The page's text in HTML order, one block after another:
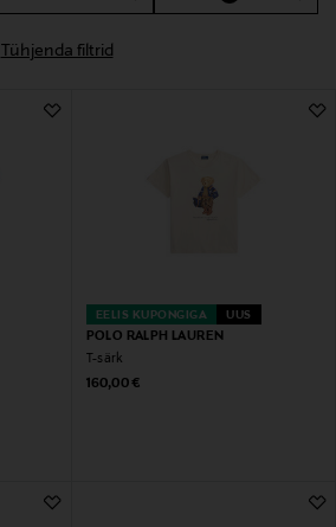
Tühjenda filtrid
EELIS KUPONGIGA UUS
POLO RALPH LAUREN
T-särk
Original Price
160,00 €